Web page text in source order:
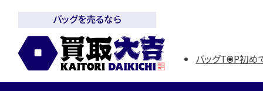
バッグを売るなら
バッグTOP初め